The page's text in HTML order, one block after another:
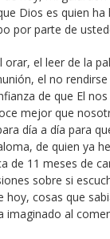
Dios es quien ha
por parte de
el leer de la
el no
de que El
mejor que
día a día para
de quien ya
de 11 meses de
sobre si
hoy, cosas que
imaginado al